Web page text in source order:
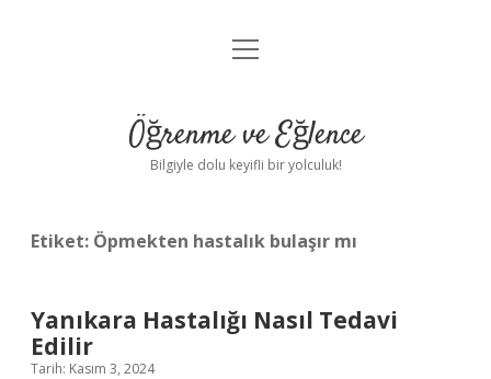
Anasayfa
Yasal Uyarı
menüyü
Öğrenme ve Eğlence
Bilgiyle dolu keyifli bir yolculuk!
Etiket: Öpmekten hastalık bulaşır mı
Yanıkara Hastalığı Nasıl Tedavi
Edilir
Tarih: Kasım 3, 2024